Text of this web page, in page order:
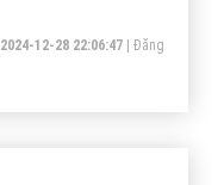
2024-12-28 22:06:47|Đăng